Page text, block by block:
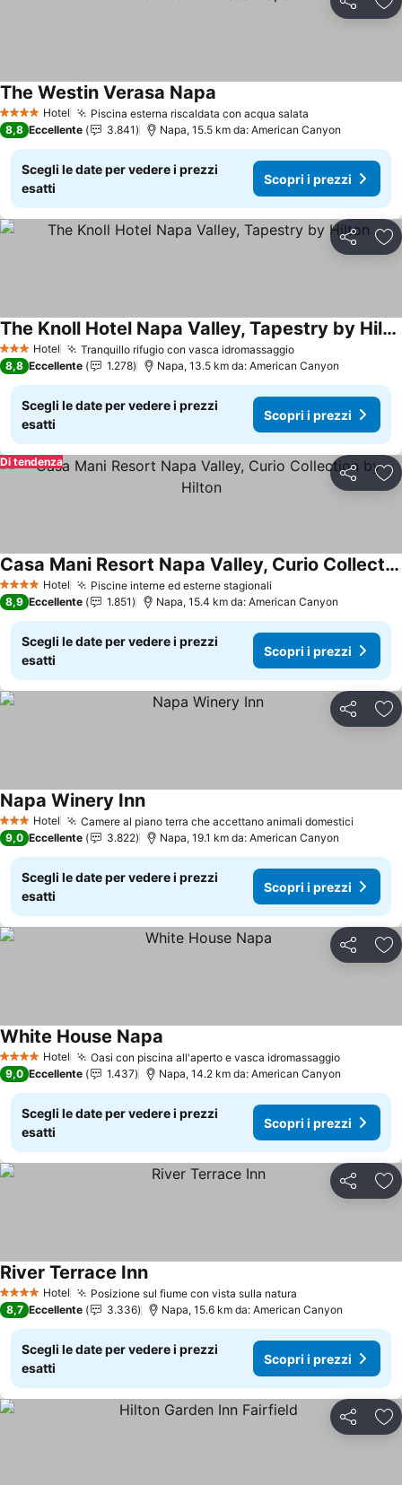
Condividi
4 Stelle Hotel Piscina esterna riscaldata con acqua salata
The Westin Verasa Napa
8,8 Eccellente 3.841 Napa, 15.5 km da: American Canyon
Scegli le date per vedere i prezzi
esatti
Scopri i prezzi
Condividi
3 StelleHotel Tranquillo rifugio con vasca idromassaggio
The Knoll Hotel Napa Valley, Tapestry by Hilton
8,8 Eccellente 1.278 Napa, 13.5 km da: American Canyon
Scegli le date per vedere i prezzi
esatti
Scopri i prezzi
Condividi
Di tendenza
4 Stelle Hotel Piscine interne ed esterne stagionali
Casa Mani Resort Napa Valley, Curio Collection by Hilton
8,9 Eccellente 1.851 Napa, 15.4 km da: American Canyon
Scegli le date per vedere i prezzi
esatti
Scopri i prezzi
Condividi
3 StelleHotel Camere al piano terra che accettano animali domestici
Napa Winery Inn
9,0 Eccellente 3.822 Napa, 19.1 km da: American Canyon
Scegli le date per vedere i prezzi
esatti
Scopri i prezzi
Condividi
4 Stelle Hotel Oasi con piscina all'aperto e vasca idromassaggio
White House Napa
9,0 Eccellente 1.437 Napa, 14.2 km da: American Canyon
Scegli le date per vedere i prezzi
esatti
Scopri i prezzi
Condividi
4 Stelle Hotel Posizione sul fiume con vista sulla natura
River Terrace Inn
8,7 Eccellente 3.336 Napa, 15.6 km da: American Canyon
Scegli le date per vedere i prezzi
esatti
Scopri i prezzi
Condividi